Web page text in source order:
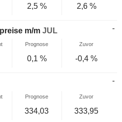
2,5 % 2,6 %
m/m JUL -
Prognose Zuvor
0,1 % -0,4 %
-
Prognose Zuvor
334,03 333,95